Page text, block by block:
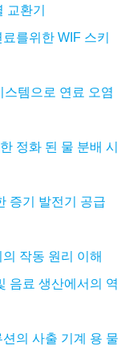
교환기
를위한 WIF 스키
스템으로 연료 오염
정화 된 물 분배 시
증기 발전기 공급
작동 원리 이해
음료 생산에서의 역
의 사출 기계 용 물